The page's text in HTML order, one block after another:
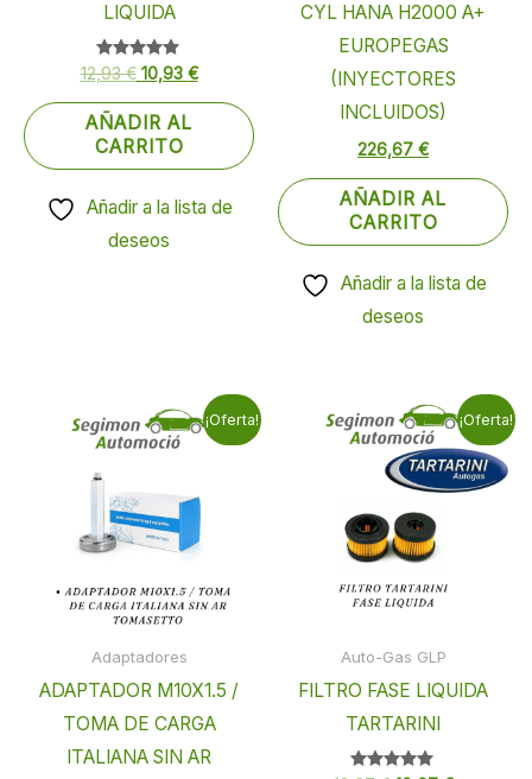
LIQUIDA
Valorado
con
5.00
de 5
12,93€ 10,93 €
AÑADIR AL
CARRITO
Añadir a la lista de
deseos
CYL HANA H2000 A+
EUROPEGAS
(INYECTORES
INCLUIDOS)
226,67 €
AÑADIR AL
CARRITO
Añadir a la lista de
deseos
¡Oferta!
Adaptadores
ADAPTADOR M10X1.5 /
TOMA DE CARGA
ITALIANA SIN AR
precio
original
18,40 €.
El
precio
12,40 €.
¡Oferta!
Auto-Gas GLP
FILTRO FASE LIQUIDA
TARTARINI
El
precio
original
era:
12,67 €.
El
precio
actual
es:
10,67 €.